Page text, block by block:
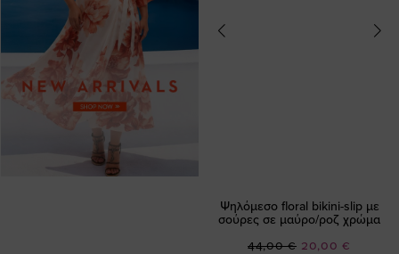
Ψηλόμεσο floral bikini-slip με
σούρες σε μαύρο/ροζ χρώμα
Ειδική
20,00 €
44,00 €